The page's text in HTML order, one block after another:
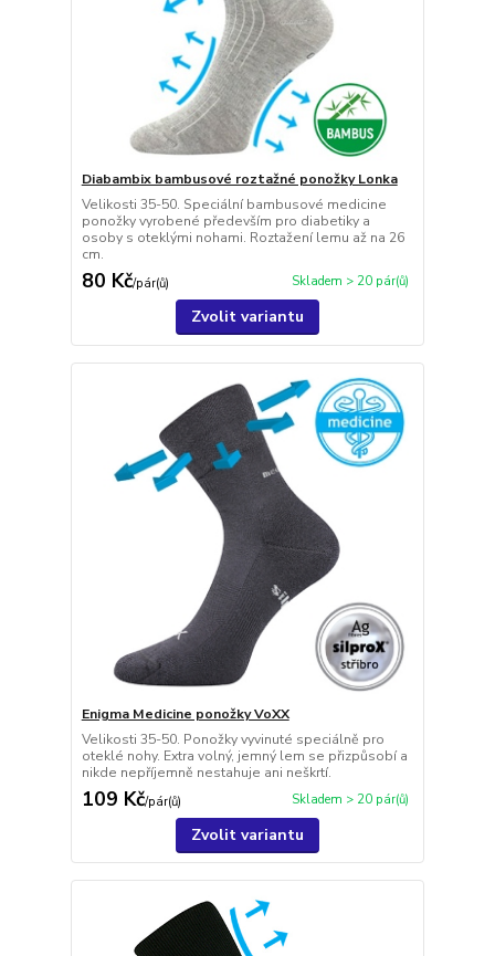
Diabambix bambusové roztažné ponožky Lonka
Velikosti 35-50. Speciální bambusové medicine
ponožky vyrobené především pro diabetiky a
osoby s oteklými nohami. Roztažení lemu až na 26
cm.
80 Kč/pár(ů) Skladem > 20 pár(ů)
Zvolit variantu
Enigma Medicine ponožky VoXX
Velikosti 35-50. Ponožky vyvinuté speciálně pro
oteklé nohy. Extra volný, jemný lem se přizpůsobí a
nikde nepříjemně nestahuje ani neškrtí.
109 Kč/pár(ů) Skladem > 20 pár(ů)
Zvolit variantu